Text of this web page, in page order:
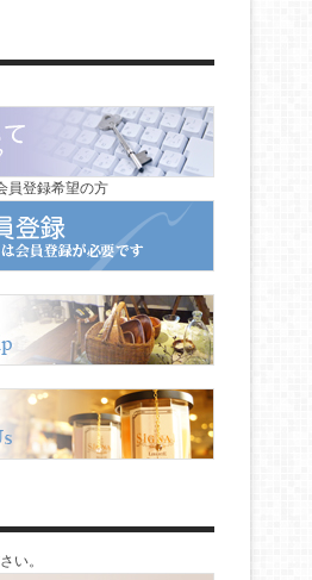
員登録希望の方
い。